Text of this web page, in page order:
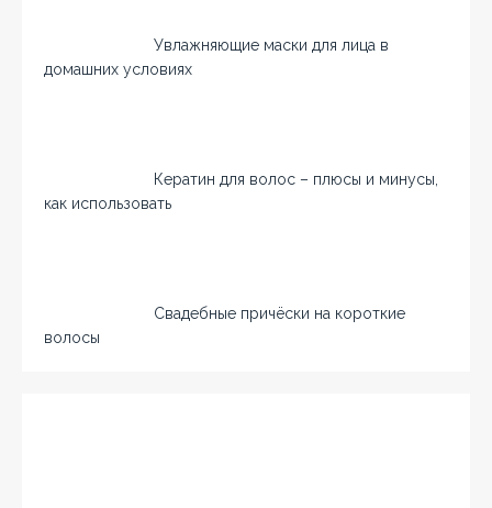
Увлажняющие маски для лица в
домашних условиях
Кератин для волос – плюсы и минусы,
как использовать
Свадебные причёски на короткие
волосы